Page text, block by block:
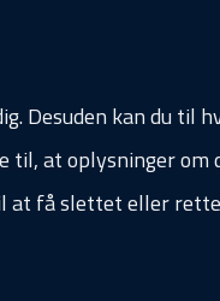
Desuden kan du til
til, at oplysninger om
at få slettet eller